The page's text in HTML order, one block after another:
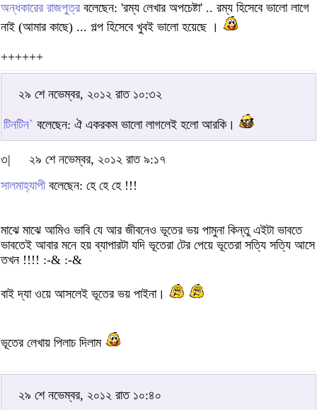
অন্ধকারের রাজপুত্র বলেছেন: ‍‌‌‌‌'‌রম্য লেখার অপচেষ্টা' .. রম্য হিসেবে ভালো লাগে
নাই (আমার কাছে) ... গল্প হিসেবে খুবই ভালো হয়েছে ।
++++++
২৯ শে নভেম্বর, ২০১২ রাত ১০:৩২
টিনটিন` বলেছেন: ঐ একরকম ভালো লাগলেই হলো আরকি।
৩|
২৯ শে নভেম্বর, ২০১২ রাত ৯:১৭
সালমাহ্যাপীবলেছেন: হে হে হে !!!
মাঝে মাঝে আমিও ভাবি যে আর জীবনেও ভূতের ভয় পামুনা কিন্তু এইটা ভাবতে
ভাবতেই আবার মনে হয় ব্যাপারটা যদি ভূতেরা টের পেয়ে ভূতেরা সত্যি সত্যি আসে
তখন !!!! :-& :-&
বাই দ্যা ওয়ে আসলেই ভূতের ভয় পাইনা।
ভূতের লেখায় পিলাচ দিলাম
২৯ শে নভেম্বর, ২০১২ রাত ১০:৪০